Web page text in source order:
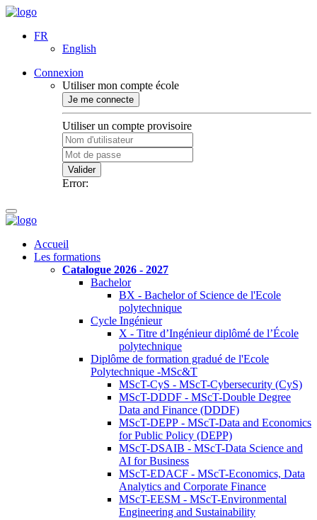
FR
English
Connexion
Utiliser mon compte école
Je me connecte
Utiliser un compte provisoire
Valider
Error:
Accueil
Les formations
Catalogue 2026 - 2027
Bachelor
BX - Bachelor of Science de l'Ecole
polytechnique
Cycle Ingénieur
X - Titre d’Ingénieur diplômé de l’École
polytechnique
Diplôme de formation gradué de l'Ecole
Polytechnique -MSc&T
MScT-CyS - MScT-Cybersecurity (CyS)
MScT-DDDF - MScT-Double Degree
Data and Finance (DDDF)
MScT-DEPP - MScT-Data and Economics
for Public Policy (DEPP)
MScT-DSAIB - MScT-Data Science and
AI for Business
MScT-EDACF - MScT-Economics, Data
Analytics and Corporate Finance
MScT-EESM - MScT-Environmental
Engineering and Sustainability